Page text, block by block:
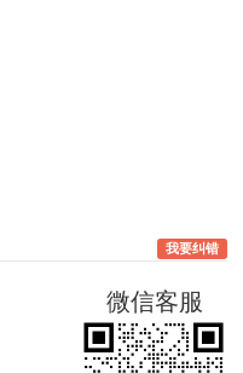
我要纠错
微信客服